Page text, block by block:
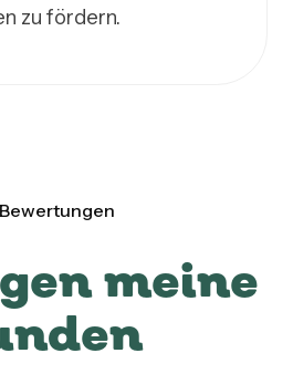
Bewertungen
meine